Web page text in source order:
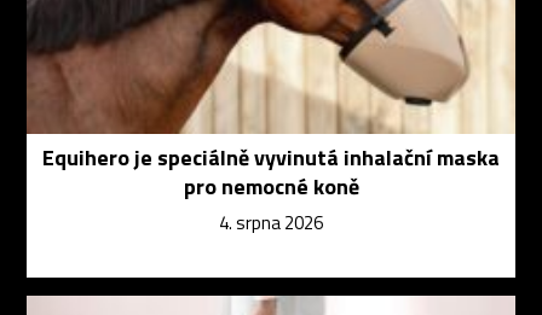
Equihero je speciálně vyvinutá inhalační maska
pro nemocné koně
4. srpna 2026